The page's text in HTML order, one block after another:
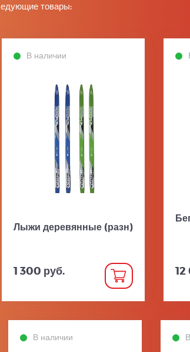
товары:
В наличии
Лыжи деревянные (разн)
1 300 руб. 12
В наличии